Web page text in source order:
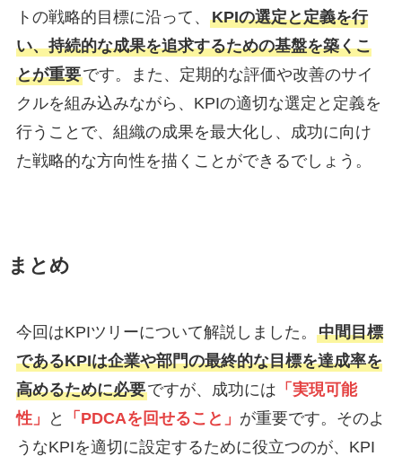
トの戦略的目標に沿って、 KPIの選定と定義を行
い、持続的な成果を追求するための基盤を築くこ
とが重要です。また、定期的な評価や改善のサイ
クルを組み込みながら、KPIの適切な選定と定義を
行うことで、組織の成果を最大化し、成功に向け
た戦略的な方向性を描くことができるでしょう。
まとめ
今回はKPIツリーについて解説しました。 中間目標
であるKPIは企業や部門の最終的な目標を達成率を
高めるために必要ですが、成功には 「実現可能
性」
と 「PDCAを回せること」 が重要です。そのよ
うなKPIを適切に設定するために役立つのが、KPI